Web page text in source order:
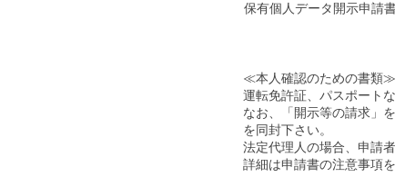
保有個人データ開示申請
≪本人確認のための書類≫
運転免許証、パスポー
なお、「開示等の請求」
を同封下さい。
法定代理人の場合、申
詳細は申請書の注意事項を